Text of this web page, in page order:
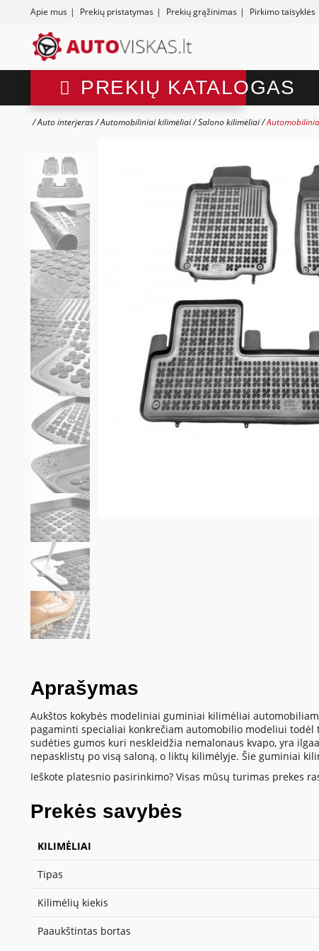
Apie mus | Prekių pristatymas | Prekių grąžinimas | Pirkimo taisyklės
PREKIŲ KATALOGAS
Auto interjeras Automobiliniai kilimėliai Salono kilimėliai
Aprašymas
Aukštos kokybės modeliniai guminiai kilimėliai
pagaminti specialiai konkrečiam automobilio modeliui
sudėties gumos kuri neskleidžia nemalonaus kvapo, yra
nepasklistų po visą saloną, o liktų kilimėlyje. Šie guminiai
Ieškote platesnio pasirinkimo? Visas mūsų turimas prekes
Prekės savybės
KILIMĖLIAI
Tipas
Kilimėlių kiekis
Paaukštintas bortas